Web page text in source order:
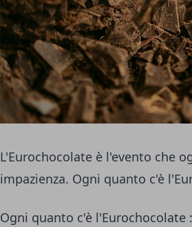
L'Eurochocolate è l'evento che
impazienza. Ogni quanto c'è
Ogni quanto c'è l'Eurochocolate